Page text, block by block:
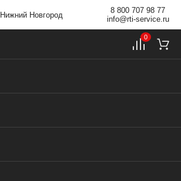
Нижний Новгород
8 800 707 98 77
info@rti-service.ru
0